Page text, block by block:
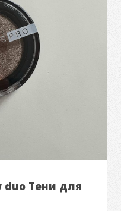
duo Тени для